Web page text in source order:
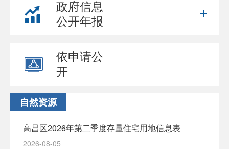
政府信息
公开年报
依申请公
开
自然资源
高昌区2026年第二季度存量住宅用地信息表
2026-08-05